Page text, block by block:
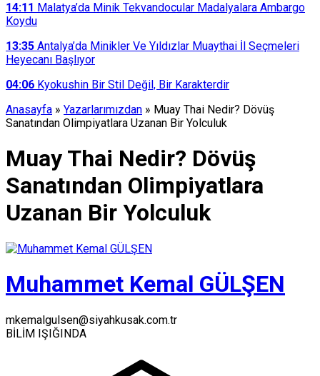
14:11 Malatya’da Minik Tekvandocular Madalyalara Ambargo
Koydu
13:35 Antalya’da Minikler Ve Yıldızlar Muaythai İl Seçmeleri
Heyecanı Başlıyor
04:06 Kyokushin Bir Stil Değil, Bir Karakterdir
Anasayfa » Yazarlarımızdan » Muay Thai Nedir? Dövüş
Sanatından Olimpiyatlara Uzanan Bir Yolculuk
Muay Thai Nedir? Dövüş
Sanatından Olimpiyatlara
Uzanan Bir Yolculuk
Muhammet Kemal GÜLŞEN
mkemalgulsen@siyahkusak.com.tr
BİLİM IŞIĞINDA